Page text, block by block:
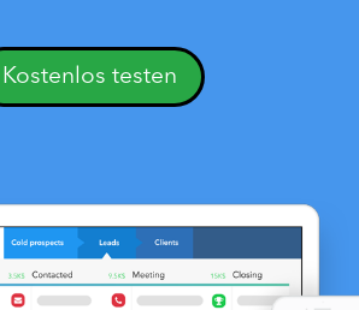
Kostenlos testen